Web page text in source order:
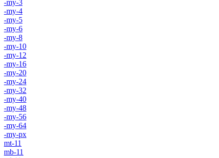
-my-3
-my-4
-my-5
-my-6
-my-8
-my-10
-my-12
-my-16
-my-20
-my-24
-my-32
-my-40
-my-48
-my-56
-my-64
-my-px
mt-11
mb-11